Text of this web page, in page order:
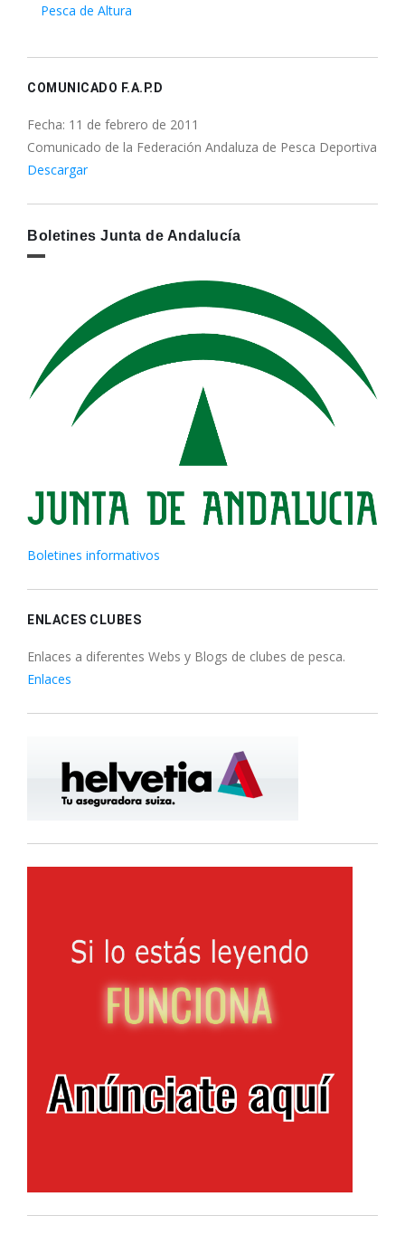
Pesca de Altura
COMUNICADO F.A.P.D
Fecha: 11 de febrero de 2011
Comunicado de la Federación Andaluza de Pesca Deportiva
Descargar
Boletines Junta de Andalucía
Boletines informativos
ENLACES CLUBES
Enlaces a diferentes Webs y Blogs de clubes de pesca.
Enlaces